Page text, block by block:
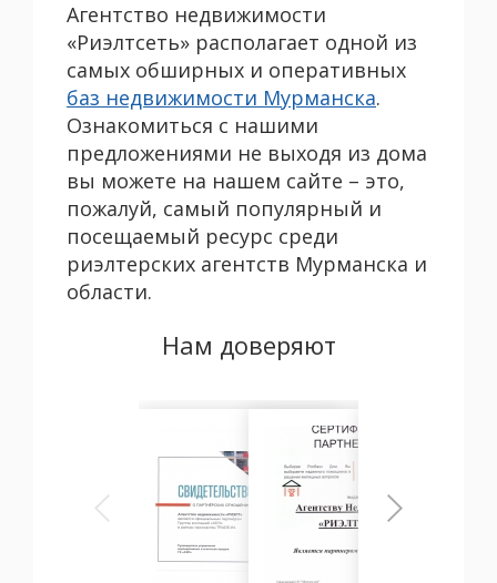
Агентство недвижимости
«Риэлтсеть» располагает одной из
самых обширных и оперативных
баз недвижимости Мурманска.
Ознакомиться с нашими
предложениями не выходя из дома
вы можете на нашем сайте – это,
пожалуй, самый популярный и
посещаемый ресурс среди
риэлтерских агентств Мурманска и
области.
Нам доверяют